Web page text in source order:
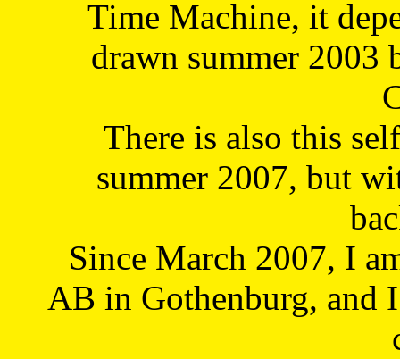
Time Machine, it
drawn summer 2003
There is also this
summer 2007, but
Since March 2007, I
AB in Gothenburg, and